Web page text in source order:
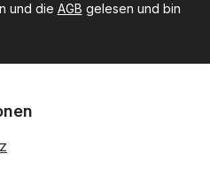
und die AGB gelesen und bin